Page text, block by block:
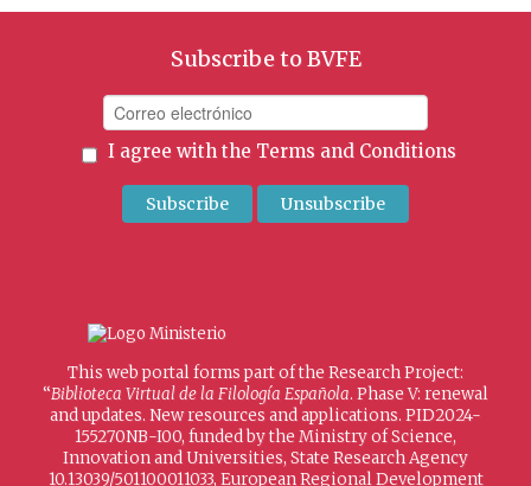
Subscribe to BVFE
I agree with the Terms and Conditions
This web portal forms part of the Research Project:
“Biblioteca Virtual de la Filología Española. Phase V: renewal
and updates. New resources and applications. PID2024-
155270NB-I00, funded by the Ministry of Science,
Innovation and Universities, State Research Agency
10.13039/501100011033, European Regional Development